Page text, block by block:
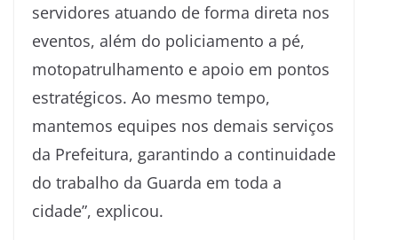
servidores atuando de forma direta nos
eventos, além do policiamento a pé,
motopatrulhamento e apoio em pontos
estratégicos. Ao mesmo tempo,
mantemos equipes nos demais serviços
da Prefeitura, garantindo a continuidade
do trabalho da Guarda em toda a
cidade”, explicou.